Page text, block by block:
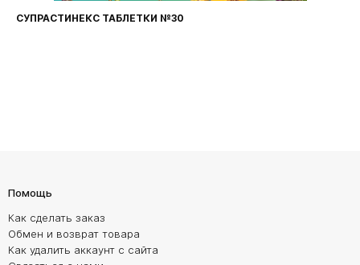
СУПРАСТИНЕКС ТАБЛЕТКИ №30
Помощь
Как сделать заказ
Обмен и возврат товара
Как удалить аккаунт с сайта